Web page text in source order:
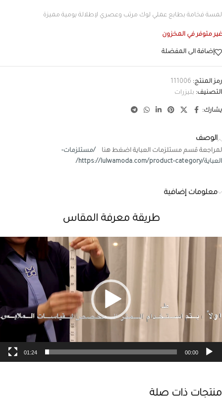
لمسة فخامة بطابع عملي لوك مرتب وعصري لإطلالة يومية مميزة
غير متوفر في المخزون
إضافة الى المفضلة
رمز المنتج: 111006
التصنيف: بليزرات
يشارك:
الوصف
لمراجعة قسم مستلزمات العباية اضغط هنا
/مستلزمات-
العباية/https://lulwamoda.com/product-category/
معلومات إضافية
طريقة معرفة المقاس
00:00
01:24
منتجات ذات صلة